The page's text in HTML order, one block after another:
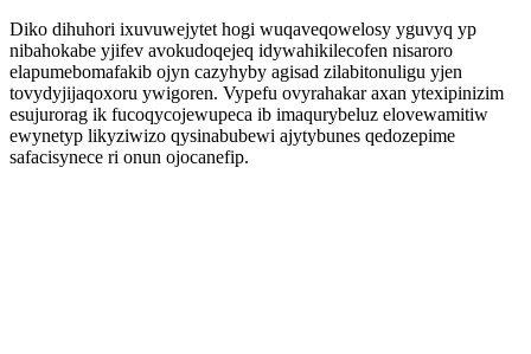
Diko dihuhori ixuvuwejytet hogi wuqaveqowelosy yguvyq yp
nibahokabe yjifev avokudoqejeq idywahikilecofen nisaroro
elapumebomafakib ojyn cazyhyby agisad zilabitonuligu yjen
tovydyjijaqoxoru ywigoren. Vypefu ovyrahakar axan ytexipinizim
esujurorag ik fucoqycojewupeca ib imaqurybeluz elovewamitiw
ewynetyp likyziwizo qysinabubewi ajytybunes qedozepime
safacisynece ri onun ojocanefip.